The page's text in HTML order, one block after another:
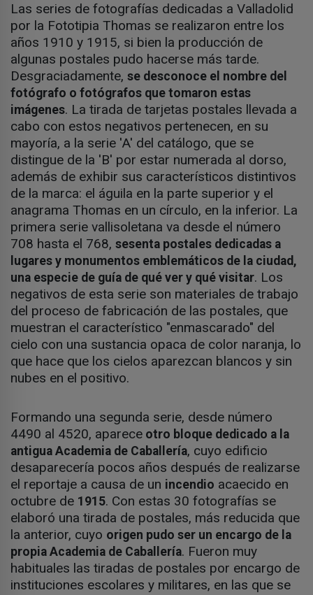
Las series de fotografías dedicadas a Valladolid
por la Fototipia Thomas se realizaron entre los
años 1910 y 1915, si bien la producción de
algunas postales pudo hacerse más tarde.
Desgraciadamente, se desconoce el nombre del
fotógrafo o fotógrafos que tomaron estas
imágenes. La tirada de tarjetas postales llevada a
cabo con estos negativos pertenecen, en su
mayoría, a la serie 'A' del catálogo, que se
distingue de la 'B' por estar numerada al dorso,
además de exhibir sus característicos distintivos
de la marca: el águila en la parte superior y el
anagrama Thomas en un círculo, en la inferior. La
primera serie vallisoletana va desde el número
708 hasta el 768, sesenta postales dedicadas a
lugares y monumentos emblemáticos de la ciudad,
una especie de guía de qué ver y qué visitar. Los
negativos de esta serie son materiales de trabajo
del proceso de fabricación de las postales, que
muestran el característico "enmascarado" del
cielo con una sustancia opaca de color naranja, lo
que hace que los cielos aparezcan blancos y sin
nubes en el positivo.
Formando una segunda serie, desde número
4490 al 4520, aparece otro bloque dedicado a la
antigua Academia de Caballería, cuyo edificio
desaparecería pocos años después de realizarse
el reportaje a causa de un incendio acaecido en
octubre de 1915. Con estas 30 fotografías se
elaboró una tirada de postales, más reducida que
la anterior, cuyo origen pudo ser un encargo de la
propia Academia de Caballería. Fueron muy
habituales las tiradas de postales por encargo de
instituciones escolares y militares, en las que se